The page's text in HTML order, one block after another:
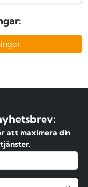
att maximera din